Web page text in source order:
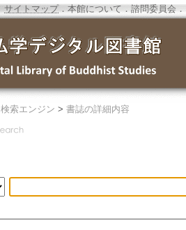
サイトマップ．本館について ． 諮問委員会 ．
検索エンジン > 書誌の詳細内容